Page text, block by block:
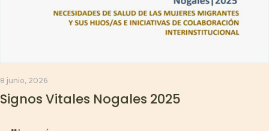
8 junio, 2026
Signos Vitales Nogales 2025